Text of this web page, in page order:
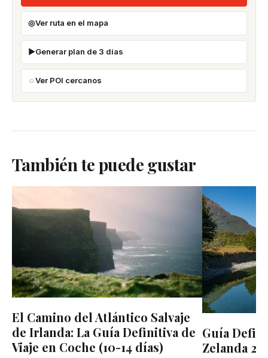
Ver ruta en el mapa
Generar plan de 3 días
Ver POI cercanos
También te puede gustar
El Camino del Atlántico Salvaje
de Irlanda: La Guía Definitiva de
Viaje en Coche (10-14 días)
Guía
Zelanda